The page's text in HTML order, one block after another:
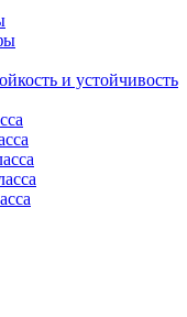
и устойчивость